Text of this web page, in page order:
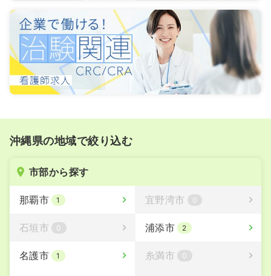
沖縄県の地域で絞り込む
市部から探す
那覇市 1 宜野湾市 0
石垣市 0 浦添市 2
名護市 1 糸満市 0